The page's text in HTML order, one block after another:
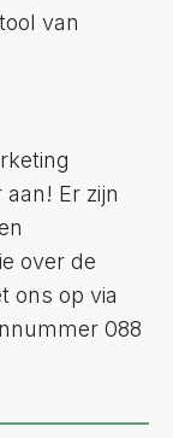
van
Er zijn
over de
ons op via
088